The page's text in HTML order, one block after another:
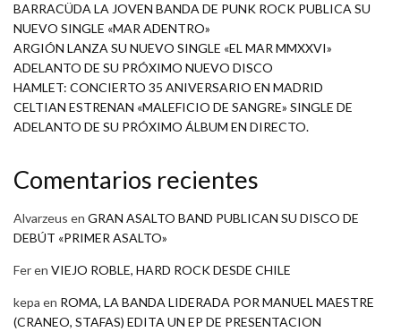
BARRACÜDA LA JOVEN BANDA DE PUNK ROCK PUBLICA SU
NUEVO SINGLE «MAR ADENTRO»
ARGIÓN LANZA SU NUEVO SINGLE «EL MAR MMXXVI»
ADELANTO DE SU PRÓXIMO NUEVO DISCO
HAMLET: CONCIERTO 35 ANIVERSARIO EN MADRID
CELTIAN ESTRENAN «MALEFICIO DE SANGRE» SINGLE DE
ADELANTO DE SU PRÓXIMO ÁLBUM EN DIRECTO.
Comentarios recientes
Alvarzeus en GRAN ASALTO BAND PUBLICAN SU DISCO DE
DEBÚT «PRIMER ASALTO»
Feren VIEJO ROBLE, HARD ROCK DESDE CHILE
kepa en ROMA, LA BANDA LIDERADA POR MANUEL MAESTRE
(CRANEO, STAFAS) EDITA UN EP DE PRESENTACION